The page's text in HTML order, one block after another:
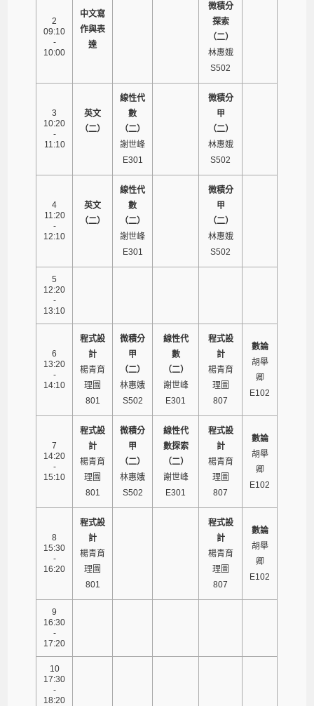
2
09:10
-
10:00
中文寫
作與表
達
微積分
探索
（二）
林惠娥
S502
3
10:20
-
11:10
英文
（二）
線性代
數
（二）
謝世峰
E301
微積分
甲
（二）
林惠娥
S502
4
11:20
-
12:10
英文
（二）
線性代
數
（二）
謝世峰
E301
微積分
甲
（二）
林惠娥
S502
5
12:20
-
13:10
6
13:20
-
14:10
程式設
計
楊青育
理圖
801
微積分
甲
（二）
林惠娥
S502
線性代
數
（二）
謝世峰
E301
程式設
計
楊青育
理圖
807
數論
胡舉
卿
E102
7
14:20
-
15:10
程式設
計
楊青育
理圖
801
微積分
甲
（二）
林惠娥
S502
線性代
數探索
（二）
謝世峰
E301
程式設
計
楊青育
理圖
807
數論
胡舉
卿
E102
8
15:30
-
16:20
程式設
計
楊青育
理圖
801
程式設
計
楊青育
理圖
807
數論
胡舉
卿
E102
9
16:30
-
17:20
10
17:30
-
18:20